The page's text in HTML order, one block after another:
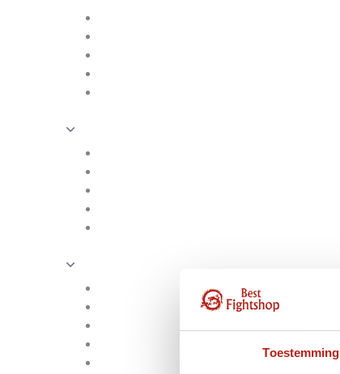
Toestemming